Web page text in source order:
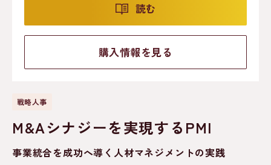
読む
購入情報を見る
戦略人事
M&Aシナジーを実現するPMI
事業統合を成功へ導く人材マネジメントの実践